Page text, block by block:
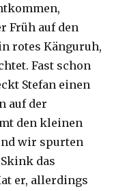
Früh auf den
rotes Känguruh,
Fast schon
Stefan einen
auf der
den kleinen
wir spurten
das
er, allerdings